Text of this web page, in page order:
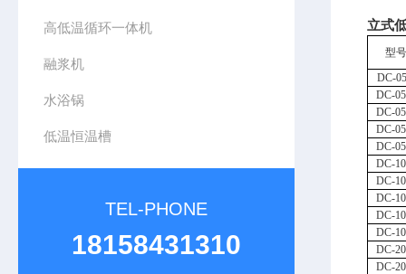
高低温循环一体机
融浆机
水浴锅
低温恒温槽
TEL-PHONE
18158431310
立式
型号
DC-
DC-
DC-
DC-
DC-
DC-
DC-
DC-
DC-
DC-
DC-
DC-